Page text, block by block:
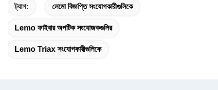
ট্যাগ: লেমো বিজ্ঞপ্তি সংযোগকারীগুলিকে
Lemo ফাইবার অপটিক সংযোজকগুলির
Lemo Triax সংযোগকারীগুলিকে